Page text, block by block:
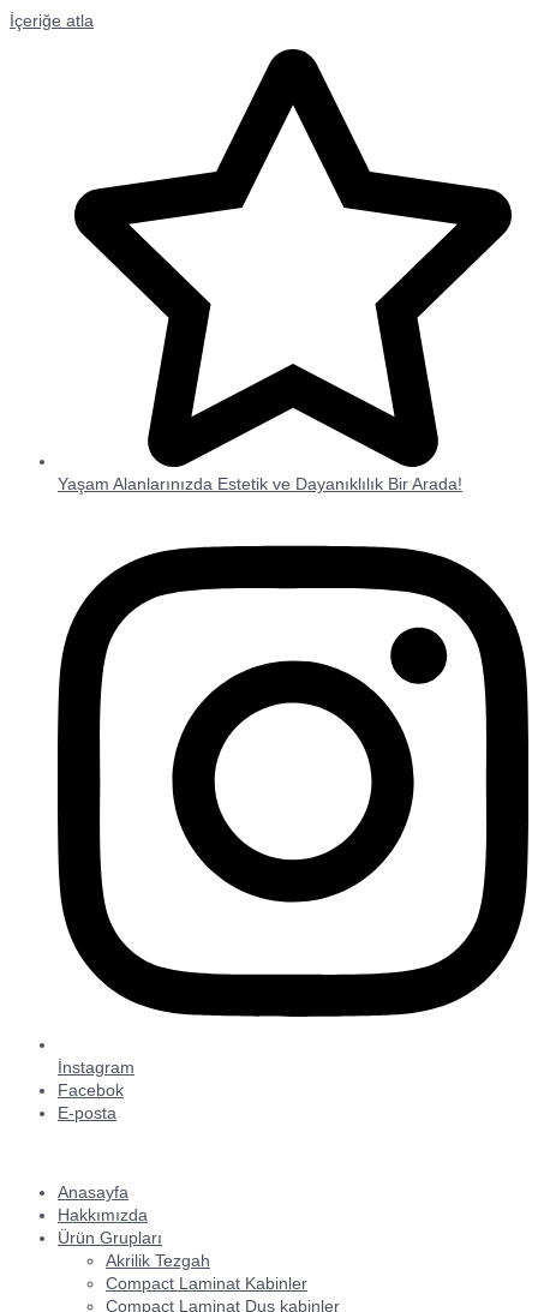
İçeriğe atla
Yaşam Alanlarınızda Estetik ve Dayanıklılık Bir Arada!
İnstagram
Facebok
E-posta
Anasayfa
Hakkımızda
Ürün Grupları
Akrilik Tezgah
Compact Laminat Kabinler
Compact Laminat Duş kabinler